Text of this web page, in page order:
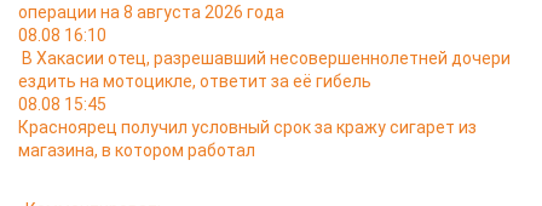
операции на 8 августа 2026 года
08.08 16:10
В Хакасии отец, разрешавший несовершеннолетней дочери
ездить на мотоцикле, ответит за её гибель
08.08 15:45
Красноярец получил условный срок за кражу сигарет из
магазина, в котором работал